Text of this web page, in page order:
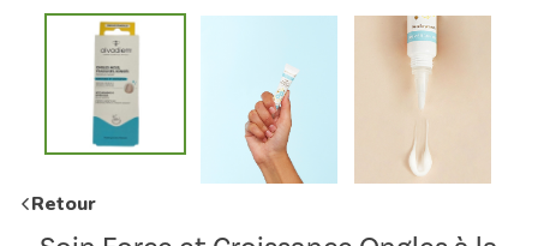
Retour